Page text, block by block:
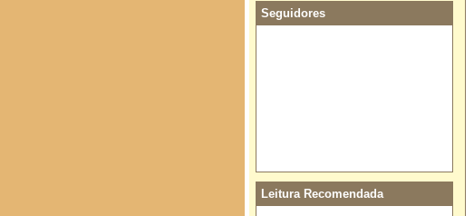
Seguidores
Leitura Recomendada